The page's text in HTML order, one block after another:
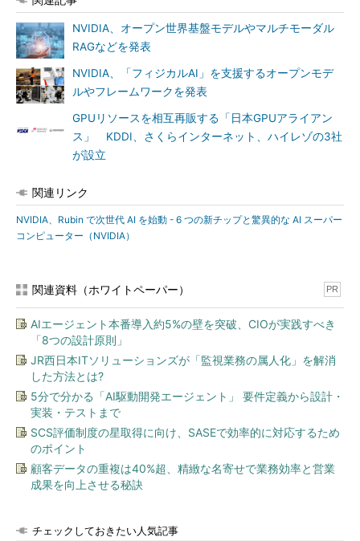
NVIDIA、オープン世界基盤モデルやマルチモーダル
RAGなどを発表
NVIDIA、「フィジカルAI」を支援するオープンモデ
ルやフレームワークを発表
GPUリソースを相互再販する「日本GPUアライアン
ス」 KDDI、さくらインターネット、ハイレゾの3社
が設立
関連リンク
NVIDIA、Rubin で次世代 AI を始動 - 6 つの新チップと驚異的な AI スーパー
コンピューター（NVIDIA）
関連資料（ホワイトペーパー） PR
AIエージェント本番導入約5%の壁を突破、CIOが実践すべき
「8つの設計原則」
JR西日本ITソリューションズが「監視業務の属人化」を解消
した方法とは?
5分で分かる「AI駆動開発エージェント」 要件定義から設計・
実装・テストまで
SCS評価制度の星取得に向け、SASEで効率的に対応するため
のポイント
顧客データの重複は40%超、精緻な名寄せで業務効率と営業
成果を向上させる秘訣
チェックしておきたい人気記事